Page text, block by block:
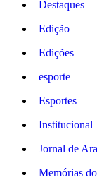
Destaques
Edição
Edições
esporte
Esportes
Institucional
Jornal de
Memórias